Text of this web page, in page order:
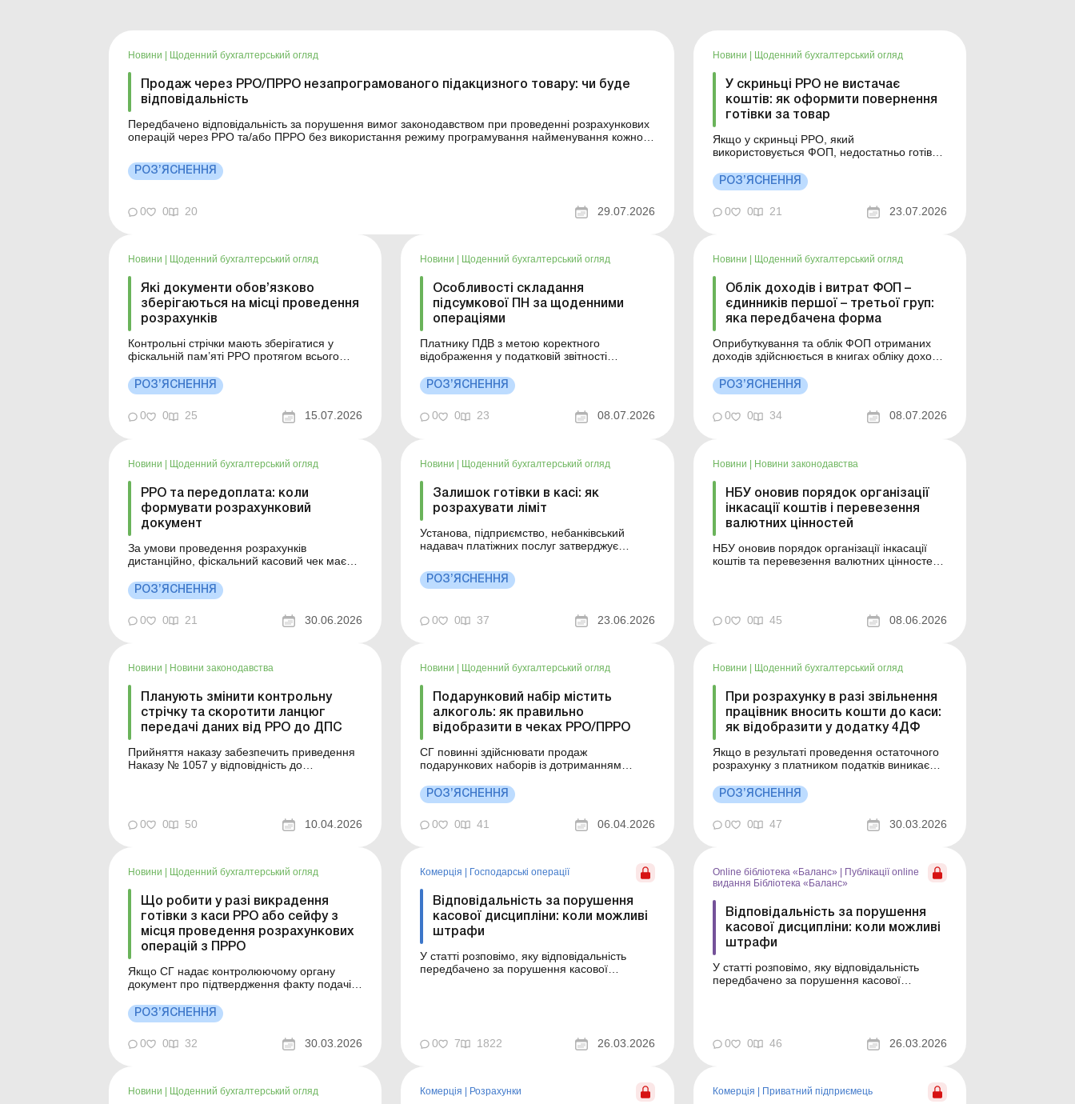
Новини Щоденний бухгалтерський огляд
Продаж через РРО/ПРРО незапрограмованого підакцизного товару: чи буде
відповідальність
Передбачено відповідальність за порушення вимог законодавством при проведенні розрахункових
операцій через РРО та/або ПРРО без використання режиму програмування найменування кожного
обліку його кількості. Д...
РОЗ’ЯСНЕННЯ
0 0 20 29.07.2026
Новини Щоденний бухгалтерський огляд
У скриньці РРО не вистачає
коштів: як оформити повернення
готівки за товар
Якщо у скриньці РРО, який
використовується ФОП, недостатньо готівки,
така особа вносить готівку до скриньки РРО
за допомогою операції «службове
внесення». Детальніше див. нижче. Більше
за темою: Місце провадження діяльності не
РОЗ’ЯСНЕННЯ
0 0 21 23.07.2026
Новини Щоденний бухгалтерський огляд
Які документи обов’язково
зберігаються на місці проведення
розрахунків
Контрольні стрічки мають зберігатися у
фіскальній пам’яті РРО протягом всього
виробником, але не менше 7 років. Виняток
передбачений лише для автоматів з
продажу товарів або послуг. Більше за
темою: Втрачено первинні документи через
РОЗ’ЯСНЕННЯ
0 0 25 15.07.2026
Новини Щоденний бухгалтерський огляд
Особливості складання
підсумкової ПН за щоденними
операціями
Платнику ПДВ з метою коректного
відображення у податковій звітності
доцільно скласти податкову накладну у
загальному порядку на постачання товару
та розрахунок коригування до неї – у зв’язку
з поверненням такого товару покупцем/
РОЗ’ЯСНЕННЯ
0 0 23 08.07.2026
Новини Щоденний бухгалтерський огляд
Облік доходів і витрат ФОП –
єдинників першої – третьої груп:
яка передбачена форма
Оприбуткування та облік ФОП отриманих
доходів здійснюється в книгах обліку доходів
помісячного відображення отриманих
доходів у порядку, визначеному ПКУ.
Детально див. далі. Більше за темою:
Небезпечні помилки підприємців-єдинників
РОЗ’ЯСНЕННЯ
0 0 34 08.07.2026
Новини | Щоденний бухгалтерський огляд
РРО та передоплата: коли
формувати розрахунковий
документ
За умови проведення розрахунків
дистанційно, фіскальний касовий чек має
під час здійснення розрахунків з ним, або не
пізніше моменту отримання ним товару.
При цьому, паперова та електронна форма
фіскальних касових чеків є рівнозначними
РОЗ’ЯСНЕННЯ
0 0 21 30.06.2026
Новини | Щоденний бухгалтерський огляд
Залишок готівки в касі: як
розрахувати ліміт
Установа, підприємство, небанківський
надавач платіжних послуг затверджує
ліміт каси. Для відокремлених підрозділів
ліміт каси установлюється і доводиться до їх
небанківськог...
РОЗ’ЯСНЕННЯ
0 0 37 23.06.2026
Новини | Новини законодавства
НБУ оновив порядок організації
інкасації коштів і перевезення
валютних цінностей
НБУ оновив порядок організації інкасації
коштів та перевезення валютних цінностей
здійснюють діяльність з інкасації коштів,
перевезення валютних та інших цінностей.
0 0 45 08.06.2026
Новини | Новини законодавства
Планують змінити контрольну
стрічку та скоротити ланцюг
передачі даних від РРО до ДПС
Прийняття наказу забезпечить приведення
Наказу № 1057 у відповідність до
нарушения в сфере использования РРО
Оплата наложенным платежом через
0 0 50 10.04.2026
Новини | Щоденний бухгалтерський огляд
Подарунковий набір містить
алкоголь: як правильно
відобразити в чеках РРО/ПРРО
СГ повинні здійснювати продаж
подарункових наборів із дотриманням
визначено вичерпний перелік обов’язкових
реквізитів для розрахункового документу,
шляхом відображення в ньому цифрового
значення штрихового коду марки акцизного
РОЗ’ЯСНЕННЯ
0 0 41 06.04.2026
Новини | Щоденний бухгалтерський огляд
При розрахунку в разі звільнення
працівник вносить кошти до каси:
як відобразити у додатку 4ДФ
Якщо в результаті проведення остаточного
розрахунку з платником податків виникає
оподатковуваного доходу платника податків
за останній звітний період, то непогашена
частина такої недоплати включається до
складу податкового зобов&;язання платника
РОЗ’ЯСНЕННЯ
0 0 47 30.03.2026
Новини Щоденний бухгалтерський огляд
Що робити у разі викрадення
готівки з каси РРО або сейфу з
місця проведення розрахункових
операцій з ПРРО
Якщо СГ надає контролюючому органу
документ про підтвердження факту подачі
органів МВС про викрадення готівки із
скриньки РРО (сейфа) або з місця
проведення розрахункових операцій де
використовується програмний РРО, то
РОЗ’ЯСНЕННЯ
0 0 32 30.03.2026
Комерція Господарські операції
Відповідальність за порушення
касової дисципліни: коли можливі
штрафи
У статті розповімо, яку відповідальність
передбачено за порушення касової
відповідальності за порушення касової...
0 7 1822 26.03.2026
Online бібліотека «Баланс»
Публікації online
видання Бібліотека «Баланс»
Відповідальність за порушення
касової дисципліни: коли можливі
штрафи
У статті розповімо, яку відповідальність
передбачено за порушення касової
залишаються сферою підвищеної уваги
0 0 46 26.03.2026
Новини Щоденний бухгалтерський огляд Комерція Розрахунки Комерція Приватний підприємець